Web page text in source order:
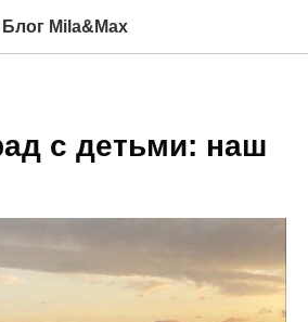
Блог Mila&Max
с детьми: наш